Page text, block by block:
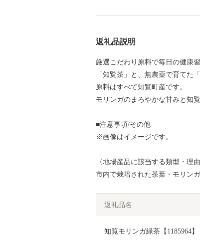
返礼品説明
厳選こだわり原料で毎日の健康
「知覧茶」と、無農薬で育てた
原料はすべて知覧町産です。
モリンガのまろやかな甘みと知
■注意事項/その他
※画像はイメージです。
〈地場産品に該当する類型・理
市内で栽培された茶葉・モリン
返礼品名
知覧モリンガ緑茶【1185964】